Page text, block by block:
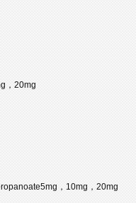
，20mg
，10mg，20mg